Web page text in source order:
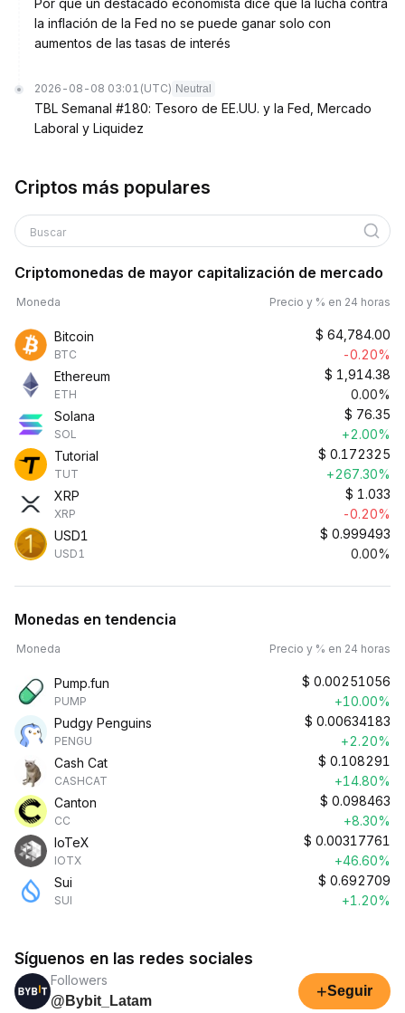
Por qué un destacado economista dice que la lucha contra
la inflación de la Fed no se puede ganar solo con
aumentos de las tasas de interés
2026-08-08 03:01 (UTC) Neutral
TBL Semanal #180: Tesoro de EE.UU. y la Fed, Mercado
Laboral y Liquidez
Criptos más populares
Buscar
Criptomonedas de mayor capitalización de mercado
Moneda Precio y % en 24 horas
Bitcoin
BTC
$ 64,784.00
-0.20%
Ethereum
ETH
$ 1,914.38
0.00%
Solana
SOL
$ 76.35
+2.00%
Tutorial
TUT
$ 0.172325
+267.30%
XRP
XRP
$ 1.033
-0.20%
USD1
USD1
$ 0.999493
0.00%
Monedas en tendencia
Moneda Precio y % en 24 horas
Pump.fun
PUMP
$ 0.00251056
+10.00%
Pudgy Penguins
PENGU
$ 0.00634183
+2.20%
Cash Cat
CASHCAT
$ 0.108291
+14.80%
Canton
CC
$ 0.098463
+8.30%
IoTeX
IOTX
$ 0.00317761
+46.60%
Sui
SUI
$ 0.692709
+1.20%
Síguenos en las redes sociales
Followers
@Bybit_Latam
+Seguir